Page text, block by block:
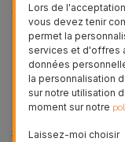
ou de
important de
identifier la cause.
Puis-je
l'écran de
Si le bouton
Lors de
vous devez tenir
permet la
services et d'offres
données
la personnalisation
sur notre utilisation
moment sur notre
Laissez-moi choisir